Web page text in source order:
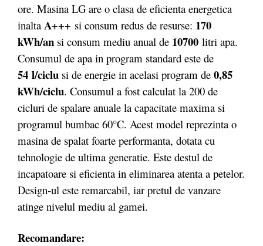
ore. Masina LG are o clasa de eficienta energetica
inalta A+++ si consum redus de resurse: 170
kWh/an si consum mediu anual de 10700 litri apa.
Consumul de apa in program standard este de
54 l/ciclu si de energie in acelasi program de 0,85
kWh/ciclu. Consumul a fost calculat la 200 de
cicluri de spalare anuale la capacitate maxima si
programul bumbac 60°C. Acest model reprezinta o
masina de spalat foarte performanta, dotata cu
tehnologie de ultima generatie. Este destul de
incapatoare si eficienta in eliminarea atenta a petelor.
Design-ul este remarcabil, iar pretul de vanzare
atinge nivelul mediu al gamei.
Recomandare: